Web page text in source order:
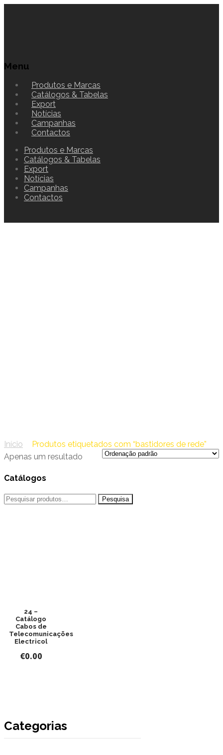
Menu
Produtos e Marcas
Catálogos & Tabelas
Export
Notícias
Campanhas
Contactos
Produtos e Marcas
Catálogos & Tabelas
Export
Notícias
Campanhas
Contactos
Início
Produtos etiquetados com “bastidores de rede”
Apenas um resultado
Catálogos
Pesquisar
por:
24 –
Catálogo
Cabos de
Telecomunicações
Electricol
€0.00
Categorias